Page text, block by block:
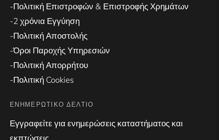
-Πολιτική Επιστροφών & Επιστροφής Χρημάτων
-2 χρόνια Εγγύηση
-Πολιτική Αποστολής
-Όροι Παροχής Υπηρεσιών
-Πολιτική Απορρήτου
-Πολιτική Cookies
ΕΝΗΜΕΡΩΤΙΚΌ ΔΕΛΤΊΟ
Εγγραφείτε για ενημερώσεις καταστήματος και